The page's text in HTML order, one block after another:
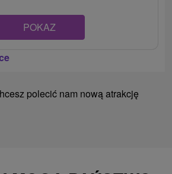
POKAZ
polecić nam nową atrakcję